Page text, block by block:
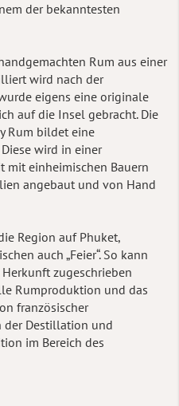
der bekanntesten
Rum aus einer
wird nach der
eigens eine originale
auf die Insel gebracht. Die
Rum bildet eine
wird in einer
mit einheimischen Bauern
angebaut und von Hand
Region auf Phuket,
auch „Feier“. So kann
zugeschrieben
Rumproduktion und das
französischer
der Destillation und
im Bereich des